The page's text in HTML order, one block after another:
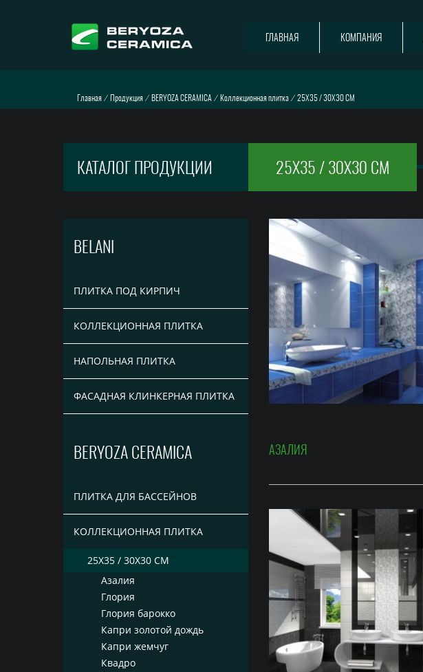
ГЛАВНАЯ КОМПАНИЯ
Главная ⁄ Продукция ⁄ BERYOZA CERAMICA ⁄ Коллекционная плитка ⁄ 25X35 / 30X30 СМ
КАТАЛОГ ПРОДУКЦИИ 25X35 / 30X30 СМ
BELANI
ПЛИТКА ПОД КИРПИЧ
КОЛЛЕКЦИОННАЯ ПЛИТКА
НАПОЛЬНАЯ ПЛИТКА
ФАСАДНАЯ КЛИНКЕРНАЯ ПЛИТКА
BERYOZA CERAMICA
ПЛИТКА ДЛЯ БАССЕЙНОВ
КОЛЛЕКЦИОННАЯ ПЛИТКА
25X35 / 30X30 СМ
Азалия
Глория
Глория барокко
Капри золотой дождь
Капри жемчуг
Квадро
АЗАЛИЯ